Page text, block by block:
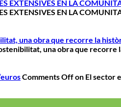
EXTENSIVES EN LA
EXTENSIVES EN LA
una obra que recorre la
una obra que recorre
Comments Offon El sector